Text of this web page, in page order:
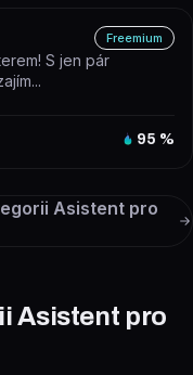
Freemium
S jen pár
95 %
Asistent pro
Asistent pro